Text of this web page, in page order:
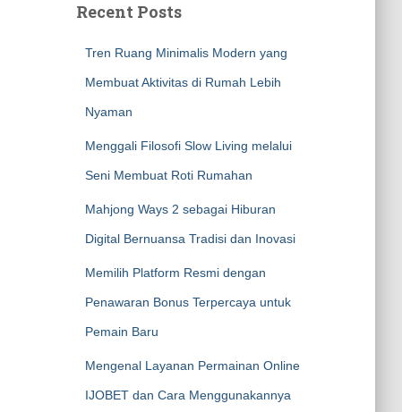
Recent Posts
Tren Ruang Minimalis Modern yang
Membuat Aktivitas di Rumah Lebih
Nyaman
Menggali Filosofi Slow Living melalui
Seni Membuat Roti Rumahan
Mahjong Ways 2 sebagai Hiburan
Digital Bernuansa Tradisi dan Inovasi
Memilih Platform Resmi dengan
Penawaran Bonus Terpercaya untuk
Pemain Baru
Mengenal Layanan Permainan Online
IJOBET dan Cara Menggunakannya